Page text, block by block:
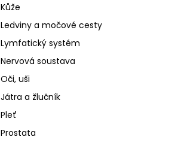
Kůže
Ledviny a močové cesty
Lymfatický systém
Nervová soustava
Oči, uši
Játra a žlučník
Pleť
Prostata